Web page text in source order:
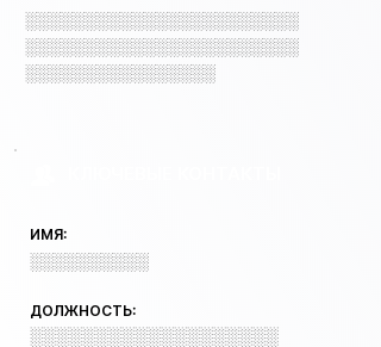
░░░░░░░░░░░░░░░░░░░░░░░
░░░░░░░░░░░░░░░░░░░░░░░
░░░░░░░░░░░░░░░░
ИМЯ:
░░░░░░░░░░
ДОЛЖНОСТЬ:
░░░░░░░░░░░░░░░░░░░